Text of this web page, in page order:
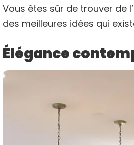
Vous êtes sûr de trouver de
des meilleures idées qui
Élégance